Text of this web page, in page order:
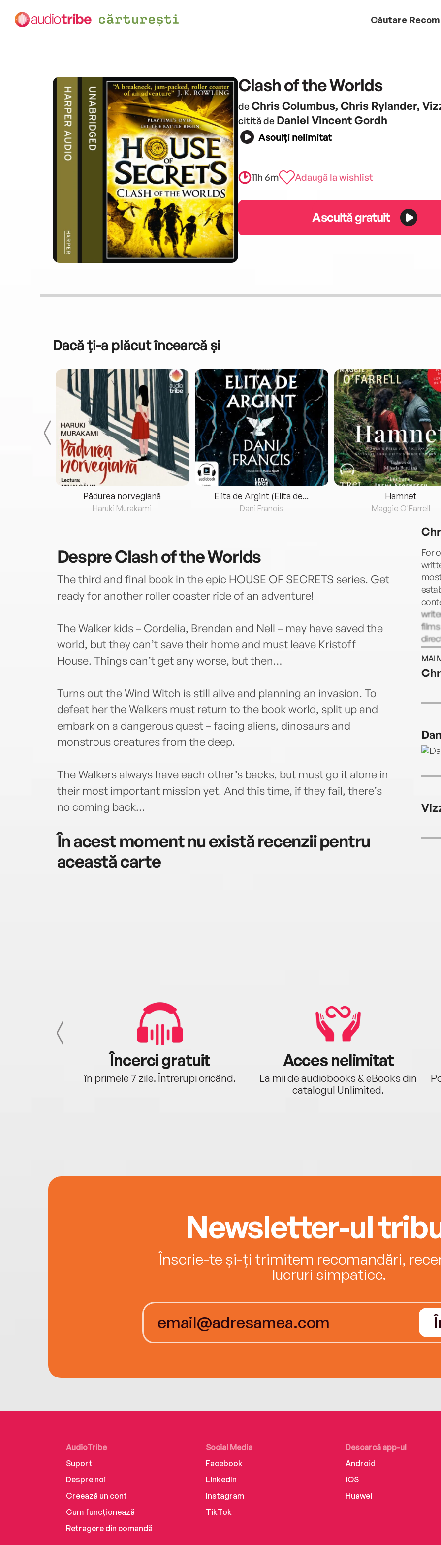
Căutare
Clash of the Worlds
de Chris Columbus, Chris Rylander,
citită de Daniel Vincent Gordh
Asculți nelimitat
11h 6m Adaugă la wishlist
Ascultă gratuit
Dacă ți-a plăcut încearcă și
Pădurea norvegiană
Haruki Murakami
Elita de Argint (Elita de...
Dani Francis
Hamnet
Maggie O'Farrell
DespreClash of the Worlds
The third and final book in the epic HOUSE OF SECRETS series. Get
ready for another roller coaster ride of an adventure!
The Walker kids – Cordelia, Brendan and Nell – may have saved the
world, but they can’t save their home and must leave Kristoff
House. Things can’t get any worse, but then…
Turns out the Wind Witch is still alive and planning an invasion. To
defeat her the Walkers must return to the book world, split up and
embark on a dangerous quest – facing aliens, dinosaurs and
monstrous creatures from the deep.
The Walkers always have each other’s backs, but must go it alone in
their most important mission yet. And this time, if they fail, there’s
no coming back…
În acest moment nu există recenzii pentru
această carte
For
MAI
Încerci gratuit
în primele 7 zile. Întrerupi oricând.
Acces nelimitat
La mii de audiobooks & eBooks din
catalogul Unlimited.
Newsletter-ul
Înscrie-te și-ți trimitem recomandări,
lucruri simpatice.
AudioTribe
Suport
Despre noi
Creează un cont
Cum funcționează
Retragere din comandă
Social Media
Facebook
LinkedIn
Instagram
TikTok
Descarcă app-ul
Android
iOS
Huawei